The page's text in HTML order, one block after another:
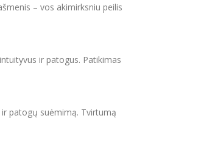
– vos akimirksniu peilis
ir patogus. Patikimas
patogų suėmimą. Tvirtumą